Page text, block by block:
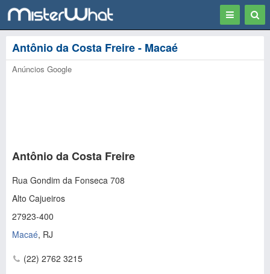
Toggle
Antônio da Costa Freire - Macaé
Anúncios Google
Antônio da Costa Freire
Rua Gondim da Fonseca 708
Alto Cajueiros
27923-400
Macaé, RJ
(22) 2762 3215